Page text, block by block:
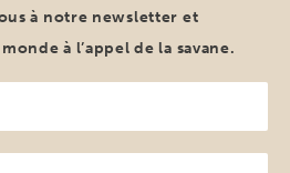
à notre newsletter et
à l’appel de la savane.